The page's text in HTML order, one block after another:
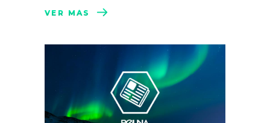
VER MÁS